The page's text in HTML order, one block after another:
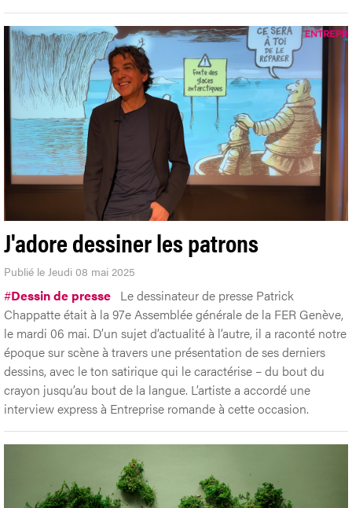
J'adore dessiner les patrons
Publié le Jeudi 08 mai 2025
#Dessin de presse Le dessinateur de presse Patrick
Chappatte était à la 97e Assemblée générale de la FER Genève,
le mardi 06 mai. D’un sujet d’actualité à l’autre, il a raconté notre
époque sur scène à travers une présentation de ses derniers
dessins, avec le ton satirique qui le caractérise – du bout du
crayon jusqu’au bout de la langue. L’artiste a accordé une
interview express à Entreprise romande à cette occasion.